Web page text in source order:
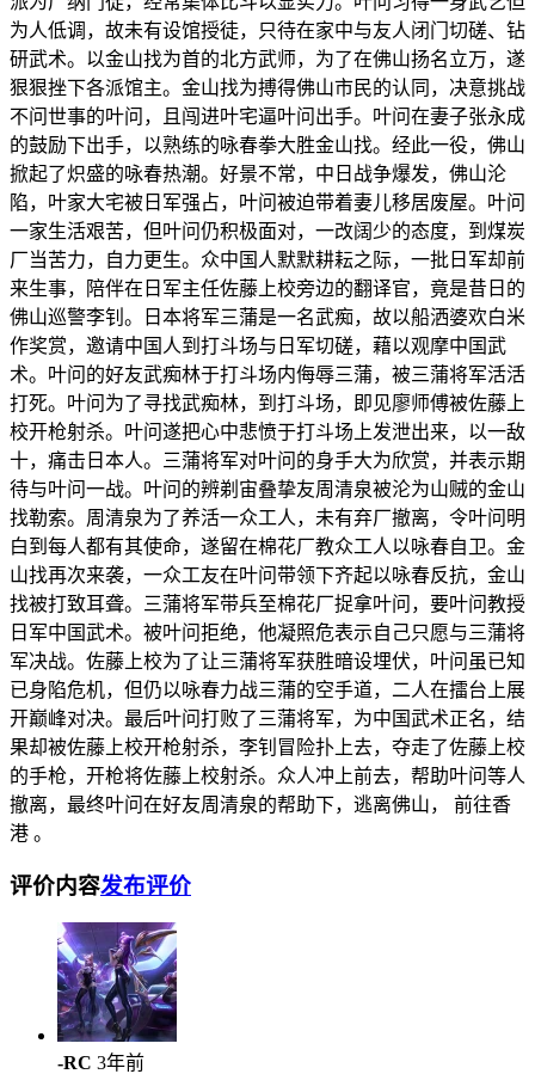
为人低调，故未有设馆授徒，只待在家中与友人闭门切磋、钻
研武术。以金山找为首的北方武师，为了在佛山扬名立万，遂
狠狠挫下各派馆主。金山找为搏得佛山市民的认同，决意挑战
不问世事的叶问，且闯进叶宅逼叶问出手。叶问在妻子张永成
的鼓励下出手，以熟练的咏春拳大胜金山找。经此一役，佛山
掀起了炽盛的咏春热潮。好景不常，中日战争爆发，佛山沦
陷，叶家大宅被日军强占，叶问被迫带着妻儿移居废屋。叶问
一家生活艰苦，但叶问仍积极面对，一改阔少的态度，到煤炭
厂当苦力，自力更生。众中国人默默耕耘之际，一批日军却前
来生事，陪伴在日军主任佐藤上校旁边的翻译官，竟是昔日的
佛山巡警李钊。日本将军三蒲是一名武痴，故以船洒婆欢白米
作奖赏，邀请中国人到打斗场与日军切磋，藉以观摩中国武
术。叶问的好友武痴林于打斗场内侮辱三蒲，被三蒲将军活活
打死。叶问为了寻找武痴林，到打斗场，即见廖师傅被佐藤上
校开枪射杀。叶问遂把心中悲愤于打斗场上发泄出来，以一敌
十，痛击日本人。三蒲将军对叶问的身手大为欣赏，并表示期
待与叶问一战。叶问的辨剃宙叠挚友周清泉被沦为山贼的金山
找勒索。周清泉为了养活一众工人，未有弃厂撤离，令叶问明
白到每人都有其使命，遂留在棉花厂教众工人以咏春自卫。金
山找再次来袭，一众工友在叶问带领下齐起以咏春反抗，金山
找被打致耳聋。三蒲将军带兵至棉花厂捉拿叶问，要叶问教授
日军中国武术。被叶问拒绝，他凝照危表示自己只愿与三蒲将
军决战。佐藤上校为了让三蒲将军获胜暗设埋伏，叶问虽已知
已身陷危机，但仍以咏春力战三蒲的空手道，二人在擂台上展
开巅峰对决。最后叶问打败了三蒲将军，为中国武术正名，结
果却被佐藤上校开枪射杀，李钊冒险扑上去，夺走了佐藤上校
的手枪，开枪将佐藤上校射杀。众人冲上前去，帮助叶问等人
撤离，最终叶问在好友周清泉的帮助下，逃离佛山， 前往香
港 。
评价内容发布评价
-RC 3年前